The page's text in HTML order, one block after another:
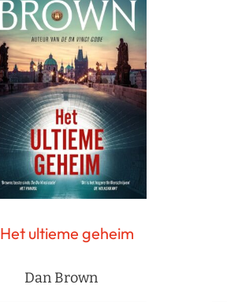
Het ultieme geheim
Dan Brown